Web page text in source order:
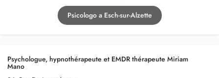
Psicologo a Esch-sur-Alzette
Psychologue, hypnothérapeute et EMDR thérapeute Miriam
Mano